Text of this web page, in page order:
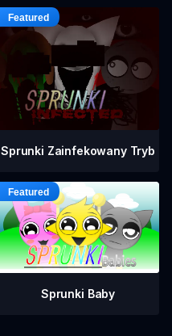
Sprunki Zainfekowany Tryb
Sprunki Baby